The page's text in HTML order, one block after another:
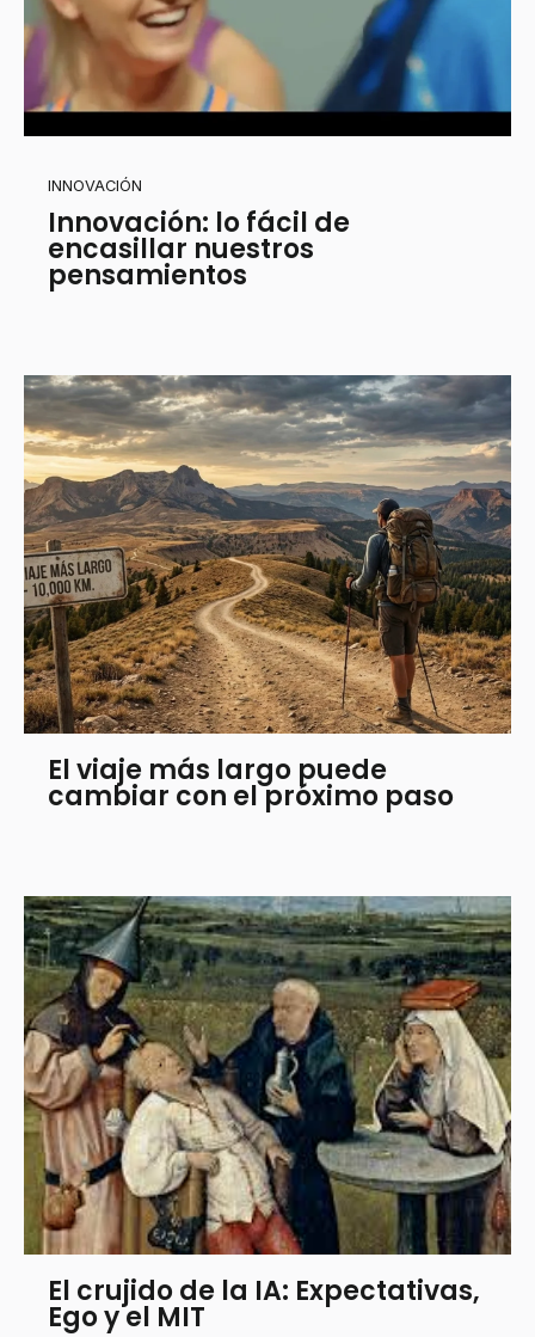
INNOVACIÓN
Innovación: lo fácil de
encasillar nuestros
pensamientos
El viaje más largo puede
cambiar con el próximo paso
El crujido de la IA: Expectativas,
Ego y el MIT